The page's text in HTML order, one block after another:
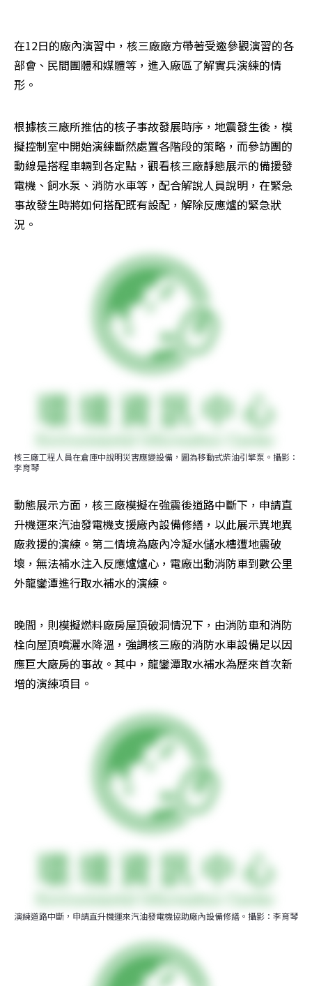
在12日的廠內演習中，核三廠廠方帶著受邀參觀演習的各
部會、民間團體和媒體等，進入廠區了解實兵演練的情
形。
根據核三廠所推估的核子事故發展時序，地震發生後，模
擬控制室中開始演練斷然處置各階段的策略，而參訪團的
動線是搭程車輛到各定點，觀看核三廠靜態展示的備援發
電機、飼水泵、消防水車等，配合解說人員說明，在緊急
事故發生時將如何搭配既有設配，解除反應爐的緊急狀
況。
核三廠工程人員在倉庫中說明災害應變設備，圖為移動式柴油引擎泵。攝影：
李育琴
動態展示方面，核三廠模擬在強震後道路中斷下，申請直
升機運來汽油發電機支援廠內設備修繕，以此展示異地異
廠救援的演練。第二情境為廠內冷凝水儲水槽遭地震破
壞，無法補水注入反應爐爐心，電廠出動消防車到數公里
外龍鑾潭進行取水補水的演練。
晚間，則模擬燃料廠房屋頂破洞情況下，由消防車和消防
栓向屋頂噴灑水降溫，強調核三廠的消防水車設備足以因
應巨大廠房的事故。其中，龍鑾潭取水補水為歷來首次新
增的演練項目。
演練道路中斷，申請直升機運來汽油發電機協助廠內設備修繕。攝影：李育琴